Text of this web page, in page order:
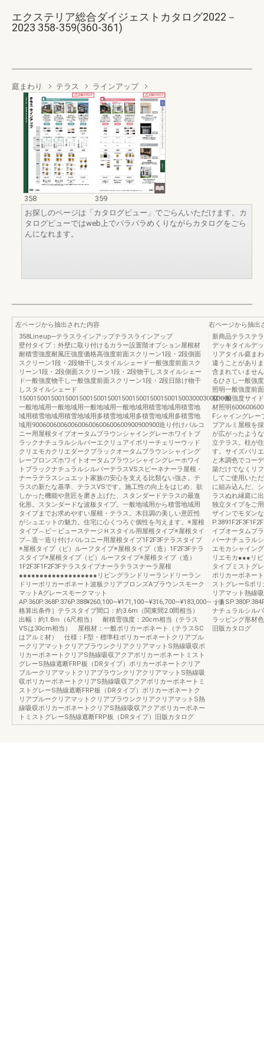
エクステリア総合ダイジェストカタログ2022－
2023 358-359(360-361)
庭まわり テラス ラインアップ
358
359
お探しのページは「カタログビュー」でごらんいただけます。カ
タログビューではweb上でパラパラめくりながらカタログをごら
んになれます。
左ページから抽出された内容
358Lineup─テラスラインアップテラスラインアップ
壁付タイプ：外壁に取り付けるカラー設置階オプション屋根材
耐積雪強度耐風圧強度価格高強度前面スクリーン1段・2段側面
スクリーン1段・2段物干しスタイルシェード一般強度前面スク
リーン1段・2段側面スクリーン1段・2段物干しスタイルシェー
ド一般強度物干し一般強度前面スクリーン1段・2段日除け物干
しスタイルシェード
150015001500150015001500150015001500150015001500300030003000
一般地域用一般地域用一般地域用一般地域用積雪地域用積雪地
域用積雪地域用積雪地域用多積雪地域用多積雪地域用多積雪地
域用900600600600600600600600600900900900造り付けバルコ
ニー用屋根タイプオータムブラウンシャイングレーホワイトブ
ラックナチュラルシルバーエクリュアイボリーチェリーウッド
クリエモカクリエダークブラックオータムブラウンシャイング
レーブロンズホワイトオータムブラウンシャイングレーホワイ
トブラックナチュラルシルバーテラスVSスピーネナーラ屋根・
ナーラテラスシュエット家族の安心を支える比類ない強さ。テ
ラスの新たな基準、テラスVSです。施工性の向上をはじめ、欲
しかった機能や意匠を磨き上げた、スタンダードテラスの最進
化形。スタンダードな波板タイプ。一般地域用から積雪地域用
タイプまでお求めやすい屋根・テラス。木目調の美しい意匠性
がシュエットの魅力。住宅に心くつろぐ個性を与えます。※屋根
タイプ︵ビ︶ビューステージＨスタイル用屋根タイプ※屋根タイ
プ︵造︶造り付けバルコニー用屋根タイプ1F2F3Fテラスタイプ
※屋根タイプ（ビ）ルーフタイプ※屋根タイプ（造）1F2F3Fテラ
スタイプ※屋根タイプ（ビ）ルーフタイプ※屋根タイプ（造）
1F2F3F1F2F3Fテラスタイプナーラテラスナーラ屋根
●●●●●●●●●●●●●●●●●●●リビングランドリーランドリーラン
ドリーポリカーボネート波板クリアブロンズAブラウンスモーク
マットAグレースモークマット
AP.360P.368P.376P.388¥260,100∼¥171,100∼¥316,700∼¥183,000∼［価
格算出条件］テラスタイプ間口：約3.6m（関東間2.0間相当）
出幅：約1.8ｍ（6尺相当） 耐積雪強度：20cm相当（テラス
VSは30cm相当） 屋根材：一般ポリカーボネート（テラスSC
はアルミ材） 仕様：F型・標準柱ポリカーボネートクリアブル
ークリアマットクリアブラウンクリアクリアマットS熱線吸収ポ
リカーボネートクリアS熱線吸収アクアポリカーボネートミスト
グレーS熱線遮断FRP板（DRタイプ）ポリカーボネートクリア
ブルークリアマットクリアブラウンクリアクリアマットS熱線吸
収ポリカーボネートクリアS熱線吸収アクアポリカーボネートミ
ストグレーS熱線遮断FRP板（DRタイプ）ポリカーボネートク
リアブルークリアマットクリアブラウンクリアクリアマットS熱
線吸収ポリカーボネートクリアS熱線吸収アクアポリカーボネー
トミストグレーS熱線遮断FRP板（DRタイプ）旧版カタログ
右ページから抽出
新商品テラステ
デッキタイルデ
リアタイル庭ま
違うことがあり
含まれていま
るひさし一般強
照明一般強度前
材一般強度サイ
材照明
Fシャイングレー
プアルミ屋根を
が広がったよう
立テラス。柱が
す。サイズバリ
と木調色でコー
築だけでなくリ
してご使用いた
に組み込んだ、
ラスぬれ縁庭に
独立タイプをご
ザインでモダン
イプオータムブ
バーナチュラル
エモカシャイン
リエモカ●●●リ
タイプミストグ
ポリカーボネー
ストグレーSポ
リアマット熱線
ット
ナチュラルシル
ラッピング形材
旧版カタログ